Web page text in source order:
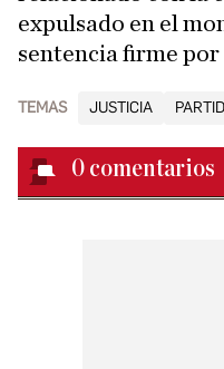
expulsado en el
sentencia firme
TEMAS JUSTICIA
0 comentarios